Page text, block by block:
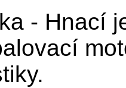
- Hnací